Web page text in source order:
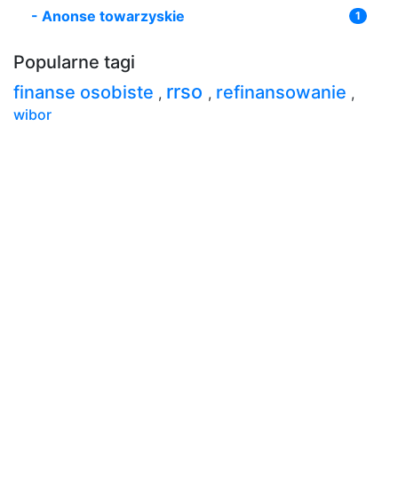
- Anonse towarzyskie 1
Popularne tagi
finanse osobiste , rrso , refinansowanie ,
wibor